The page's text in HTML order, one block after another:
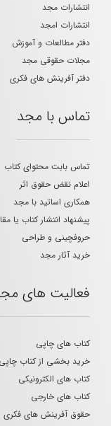
انتشارات مجد
انتشارات امجد
دفتر مطالعات و آموزش
مجلات حقوقی مجد
دفتر آفرینش های فکری
تماس با مجد
تماس بابت محتوای کتاب
اعلام نقض حقوق اثر
همکاری اساتید با مجد
پیشنهاد انتشار کتاب یا
حروفچینی و طراحی
خرید آثار مجد
فعالیت های
کتاب های چاپی
خرید بخشی از کتاب چاپی
کتاب های الکترونیکی
کتاب های خارجی
حقوق آفرینش های فکری